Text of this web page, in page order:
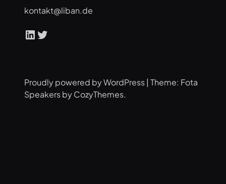
kontakt@liban.de
LinkedIn Twitter
Proudly powered by WordPress | Theme: Fota
Speakers by CozyThemes.